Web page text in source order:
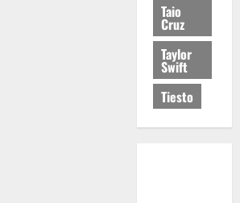
Taio
Cruz
Taylor
Swift
Tiesto